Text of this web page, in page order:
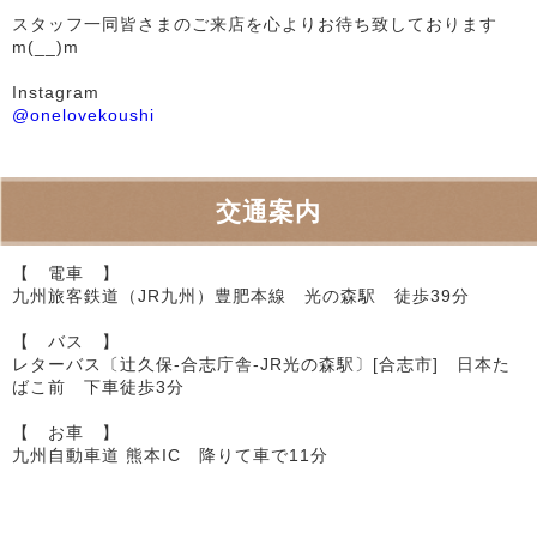
スタッフ一同皆さまのご来店を心よりお待ち致しております
m(__)m
Instagram
@onelovekoushi
交通案内
【 電車 】
九州旅客鉄道（JR九州）豊肥本線 光の森駅 徒歩39分
【 バス 】
レターバス〔辻久保-合志庁舎-JR光の森駅〕[合志市] 日本た
ばこ前 下車徒歩3分
【 お車 】
九州自動車道 熊本IC 降りて車で11分